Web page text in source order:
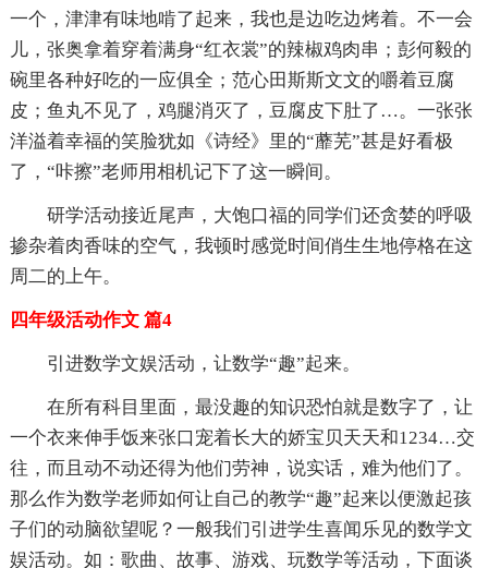
一个，津津有味地啃了起来，我也是边吃边烤着。不一会
儿，张奥拿着穿着满身“红衣裳”的辣椒鸡肉串；彭何毅的
碗里各种好吃的一应俱全；范心田斯斯文文的嚼着豆腐
皮；鱼丸不见了，鸡腿消灭了，豆腐皮下肚了…。一张张
洋溢着幸福的笑脸犹如《诗经》里的“蘼芜”甚是好看极
了，“咔擦”老师用相机记下了这一瞬间。
研学活动接近尾声，大饱口福的同学们还贪婪的呼吸
掺杂着肉香味的空气，我顿时感觉时间俏生生地停格在这
周二的上午。
四年级活动作文 篇4
引进数学文娱活动，让数学“趣”起来。
在所有科目里面，最没趣的知识恐怕就是数字了，让
一个衣来伸手饭来张口宠着长大的娇宝贝天天和1234…交
往，而且动不动还得为他们劳神，说实话，难为他们了。
那么作为数学老师如何让自己的教学“趣”起来以便激起孩
子们的动脑欲望呢？一般我们引进学生喜闻乐见的数学文
娱活动。如：歌曲、故事、游戏、玩数学等活动，下面谈